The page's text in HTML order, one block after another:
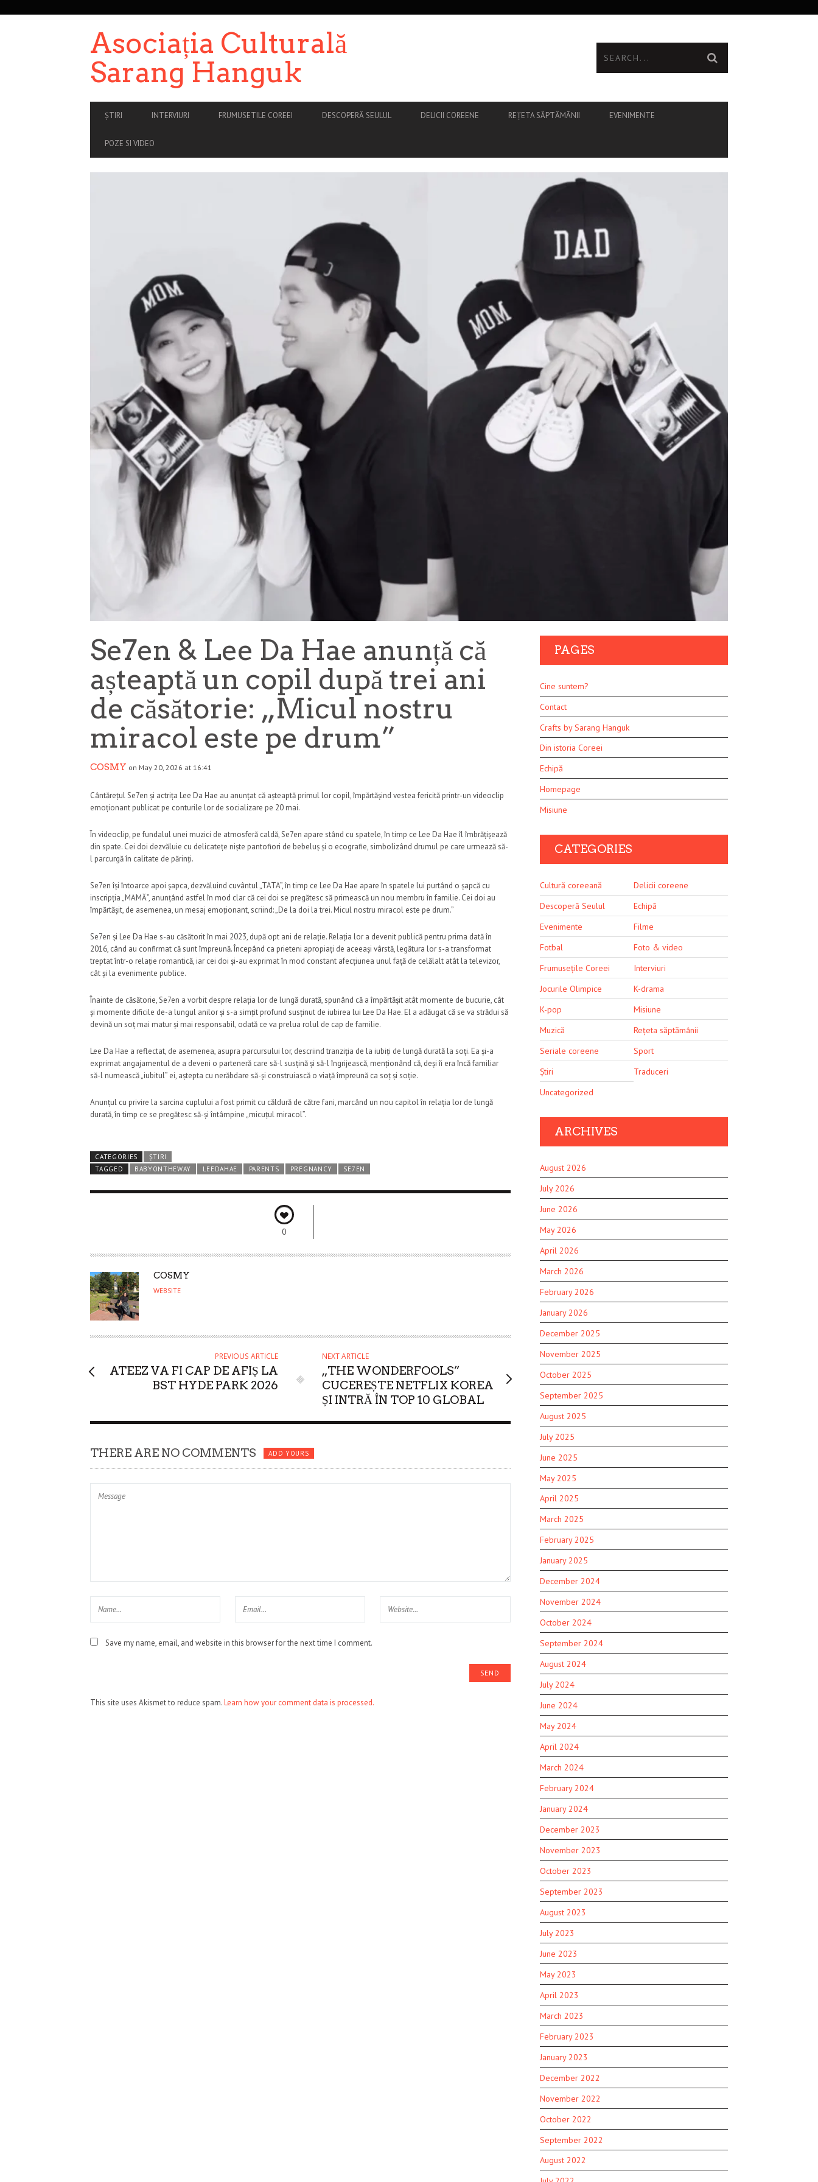
Asociația Culturală
Sarang Hanguk
PRIMARY
NAVIGATION
ȘTIRI INTERVIURI FRUMUSETILE COREEI DESCOPERĂ SEULUL DELICII COREENE REȚETA SĂPTĂMÂNII EVENIMENTE
POZE SI VIDEO
Se7en & Lee Da Hae anunță că
așteaptă un copil după trei ani
de căsătorie: „Micul nostru
miracol este pe drum”
COSMY on May 20, 2026 at 16:41
Cântărețul Se7en și actrița Lee Da Hae au anunțat că așteaptă primul lor copil, împărtășind vestea fericită printr-un videoclip
emoționant publicat pe conturile lor de socializare pe 20 mai.
În videoclip, pe fundalul unei muzici de atmosferă caldă, Se7en apare stând cu spatele, în timp ce Lee Da Hae îl îmbrățișează
din spate. Cei doi dezvăluie cu delicatețe niște pantofiori de bebeluș și o ecografie, simbolizând drumul pe care urmează să-
l parcurgă în calitate de părinți.
Se7en își întoarce apoi șapca, dezvăluind cuvântul „TATA”, în timp ce Lee Da Hae apare în spatele lui purtând o șapcă cu
inscripția „MAMĂ”, anunțând astfel în mod clar că cei doi se pregătesc să primească un nou membru în familie. Cei doi au
împărtășit, de asemenea, un mesaj emoționant, scriind: „De la doi la trei. Micul nostru miracol este pe drum.”
Se7en și Lee Da Hae s-au căsătorit în mai 2023, după opt ani de relație. Relația lor a devenit publică pentru prima dată în
2016, când au confirmat că sunt împreună. Începând ca prieteni apropiați de aceeași vârstă, legătura lor s-a transformat
treptat într-o relație romantică, iar cei doi și-au exprimat în mod constant afecțiunea unul față de celălalt atât la televizor,
cât și la evenimente publice.
Înainte de căsătorie, Se7en a vorbit despre relația lor de lungă durată, spunând că a împărtășit atât momente de bucurie, cât
și momente dificile de-a lungul anilor și s-a simțit profund susținut de iubirea lui Lee Da Hae. El a adăugat că se va strădui să
devină un soț mai matur și mai responsabil, odată ce va prelua rolul de cap de familie.
Lee Da Hae a reflectat, de asemenea, asupra parcursului lor, descriind tranziția de la iubiți de lungă durată la soți. Ea și-a
exprimat angajamentul de a deveni o parteneră care să-l susțină și să-l îngrijească, menționând că, deși îi era încă familiar
să-l numească „iubitul” ei, aștepta cu nerăbdare să-și construiască o viață împreună ca soț și soție.
Anunțul cu privire la sarcina cuplului a fost primit cu căldură de către fani, marcând un nou capitol în relația lor de lungă
durată, în timp ce se pregătesc să-și întâmpine „micuțul miracol”.
CATEGORIES
ȘTIRI
TAGGED
BABYONTHEWAY LEEDAHAE PARENTS PREGNANCY SE7EN
0
A
U
O
COSMY
WEBSITE
PREVIOUS ARTICLE
ATEEZ VA FI CAP DE AFIȘ LA
BST HYDE PARK 2026
NEXT ARTICLE
„THE WONDERFOOLS”
CUCEREȘTE NETFLIX KOREA
ȘI INTRĂ ÎN TOP 10 GLOBAL
THERE ARE NO COMMENTS ADD YOURS
Save my name, email, and website in this browser for the next time I comment.
This site uses Akismet to reduce spam.Learn how your comment data is processed.
PAGES
Cine suntem?
Contact
Crafts by Sarang Hanguk
Din istoria Coreei
Echipă
Homepage
Misiune
CATEGORIES
Cultură coreeană
Delicii coreene
Descoperă Seulul
Echipă
Evenimente
Filme
Fotbal
Foto & video
Frumusețile Coreei
Interviuri
Jocurile Olimpice
K-drama
K-pop
Misiune
Muzică
Rețeta săptămânii
Seriale coreene
Sport
Știri
Traduceri
Uncategorized
ARCHIVES
August 2026
July 2026
June 2026
May 2026
April 2026
March 2026
February 2026
January 2026
December 2025
November 2025
October 2025
September 2025
August 2025
July 2025
June 2025
May 2025
April 2025
March 2025
February 2025
January 2025
December 2024
November 2024
October 2024
September 2024
August 2024
July 2024
June 2024
May 2024
April 2024
March 2024
February 2024
January 2024
December 2023
November 2023
October 2023
September 2023
August 2023
July 2023
June 2023
May 2023
April 2023
March 2023
February 2023
January 2023
December 2022
November 2022
October 2022
September 2022
August 2022